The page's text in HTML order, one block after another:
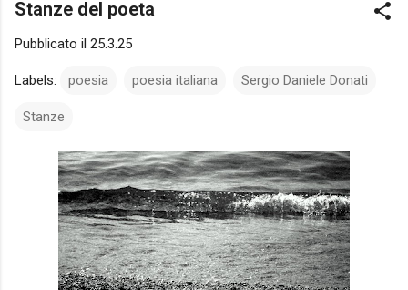
Stanze del poeta
Pubblicato il 25.3.25
Labels: poesia poesia italiana Sergio Daniele Donati
Stanze